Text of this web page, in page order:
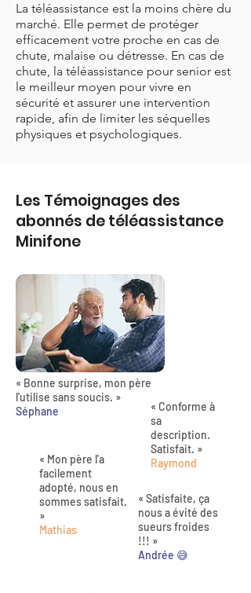
La téléassistance est la moins chère du
marché. Elle permet de protéger
efficacement votre proche en cas de
chute, malaise ou détresse. En cas de
chute, la téléassistance pour senior est
le meilleur moyen pour vivre en
sécurité et assurer une intervention
rapide, afin de limiter les séquelles
physiques et psychologiques.
Les Témoignages des
abonnés de téléassistance
Minifone
« Bonne surprise, mon père
l'utilise sans soucis. »
Séphane
« Mon père l'a
facilement
adopté, nous en
sommes satisfait.
»
Mathias
« Conforme à
sa
description.
Satisfait. »
Raymond
« Satisfaite, ça
nous a évité des
sueurs froides
!!! »
Andrée 😅